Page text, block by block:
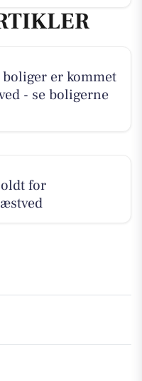
er kommet
- se boligerne
for